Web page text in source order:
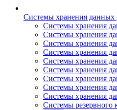
Системы хранения данных
Системы хранения
Системы хранения
Системы хранения
Cистемы хранения
Системы хранения
Системы хранения
Системы хранения
Системы хранения
Системы хранения
Системы резервного